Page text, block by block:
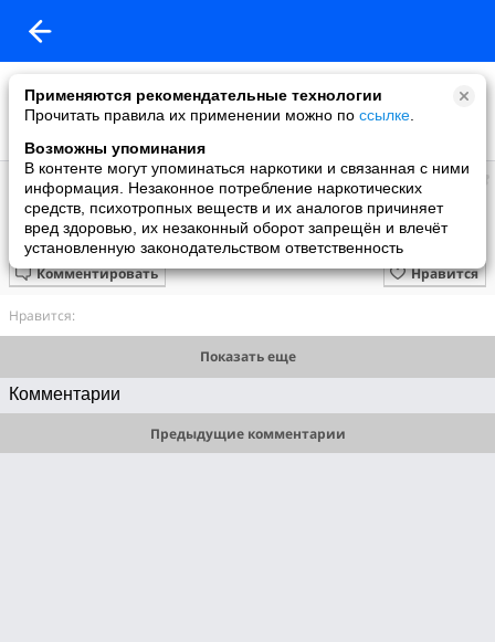
Применяются рекомендательные технологии
Прочитать правила их применении можно по ссылке
Возможны упоминания
В контенте могут упоминаться наркотики и связанная с ними
информация. Незаконное потребление наркотических
средств, психотропных веществ и их аналогов причиняет
вред здоровью, их незаконный оборот запрещён и влечёт
установленную законодательством ответственность
Людмила
добавила видео
09.10.2023
1944 "Сильва"./ Имре Кальман/ (ф/ оперетта)
Нравится
Комментировать
Нравится:
Показать еще
Комментарии
Предыдущие комментарии